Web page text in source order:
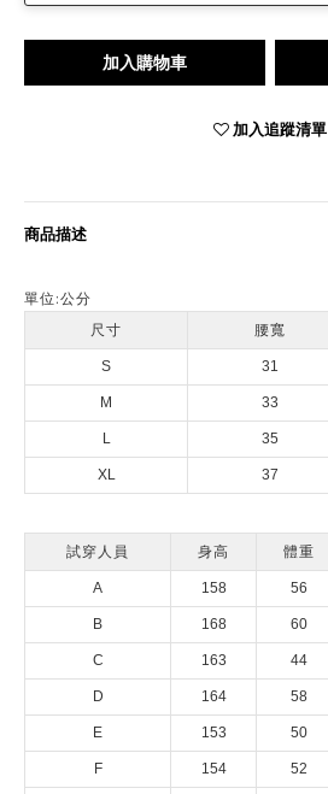
加入購物車
加入追蹤清單
商品描述
單位:公分
尺寸
腰寬
S 31
M 33
L 35
XL 37
試穿人員 身高 體重
A 158 56
B 168 60
C 163 44
D 164 58
E 153 50
F 154 52